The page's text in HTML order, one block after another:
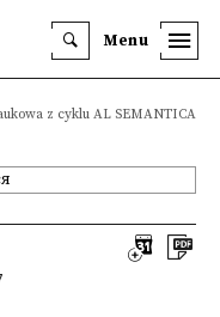
Menu
z cyklu AL SEMANTICA